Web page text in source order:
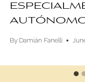
By Damián Fanelli